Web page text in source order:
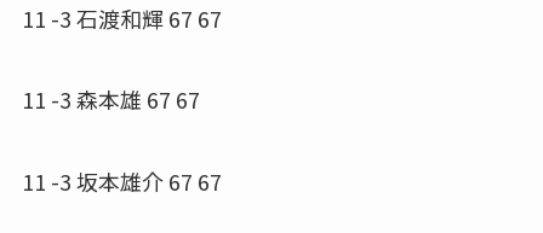
11 -3 石渡和輝 67 67
11 -3 森本雄 67 67
11 -3 坂本雄介 67 67